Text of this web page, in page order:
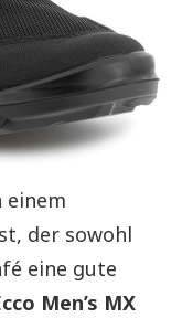
einem
der sowohl
eine gute
Men’s MX